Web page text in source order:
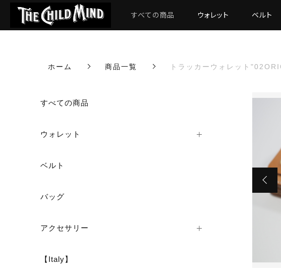
すべての商品 ウォレット ベルト
ホーム 商品一覧 トラッカーウォレット
すべての商品
ウォレット
ベルト
バッグ
アクセサリー
【Italy】
カートに商品を追加しました
トラッカーウォレット
ショッピングを続